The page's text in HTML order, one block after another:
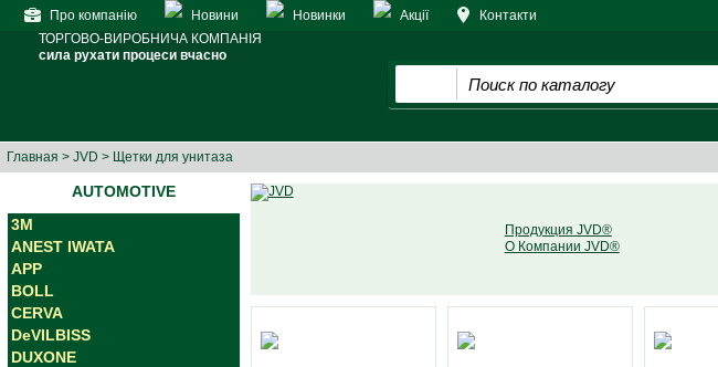
Про компанію Новини Новинки Акції
Контакти
ТОРГОВО-ВИРОБНИЧА КОМПАНІЯ
сила рухати процеси вчасно
Главная > JVD > Щетки для унитаза
AUTOMOTIVE
3M
ANEST IWATA
APP
BOLL
CERVA
DeVILBISS
DUXONE
Продукция JVD®
О Компании JVD®